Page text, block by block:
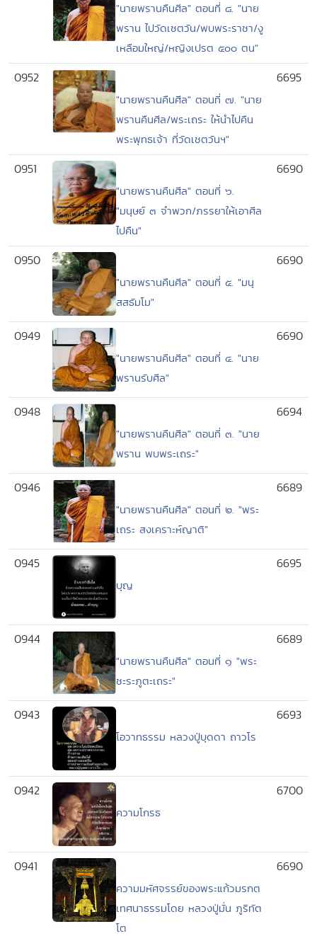
"นายพรานคืนศีล" ตอนที่ ๘. "นาย
พราน ไปวัดเชตวัน/พบพระราชา/งู
เหลือมใหญ่/หญิงเปรต ๕๐๐ ตน"
0952
"นายพรานคืนศีล" ตอนที่ ๗. "นาย
พรานคืนศีล/พระเถระ ให้นำไปคืน
พระพุทธเจ้า ที่วัดเชตวันฯ"
6695
0951
"นายพรานคืนศีล" ตอนที่ ๖.
"มนุษย์ ๓ จำพวก/ภรรยาให้เอาศีล
ไปคืน"
6690
0950
"นายพรานคืนศีล" ตอนที่ ๕. "มนุ
สสธัมโม"
6690
0949
"นายพรานคืนศีล" ตอนที่ ๔. "นาย
พรานรับศีล"
6690
0948
"นายพรานคืนศีล" ตอนที่ ๓. "นาย
พราน พบพระเถระ"
6694
0946
"นายพรานคืนศีล" ตอนที่ ๒. "พระ
เถระ สงเคราะห์ญาติ"
6689
0945
บุญ
6695
0944
"นายพรานคืนศีล" ตอนที่ ๑ "พระ
ชะระภูตะเถระ"
6689
0943
โอวาทธรรม หลวงปู่บุดดา ถาวโร
6693
0942
ความโกรธ
6700
0941
ความมหัศจรรย์ของพระแก้วมรกต
เทศนาธรรมโดย หลวงปู่มั่น ภูริทัต
โต
6690